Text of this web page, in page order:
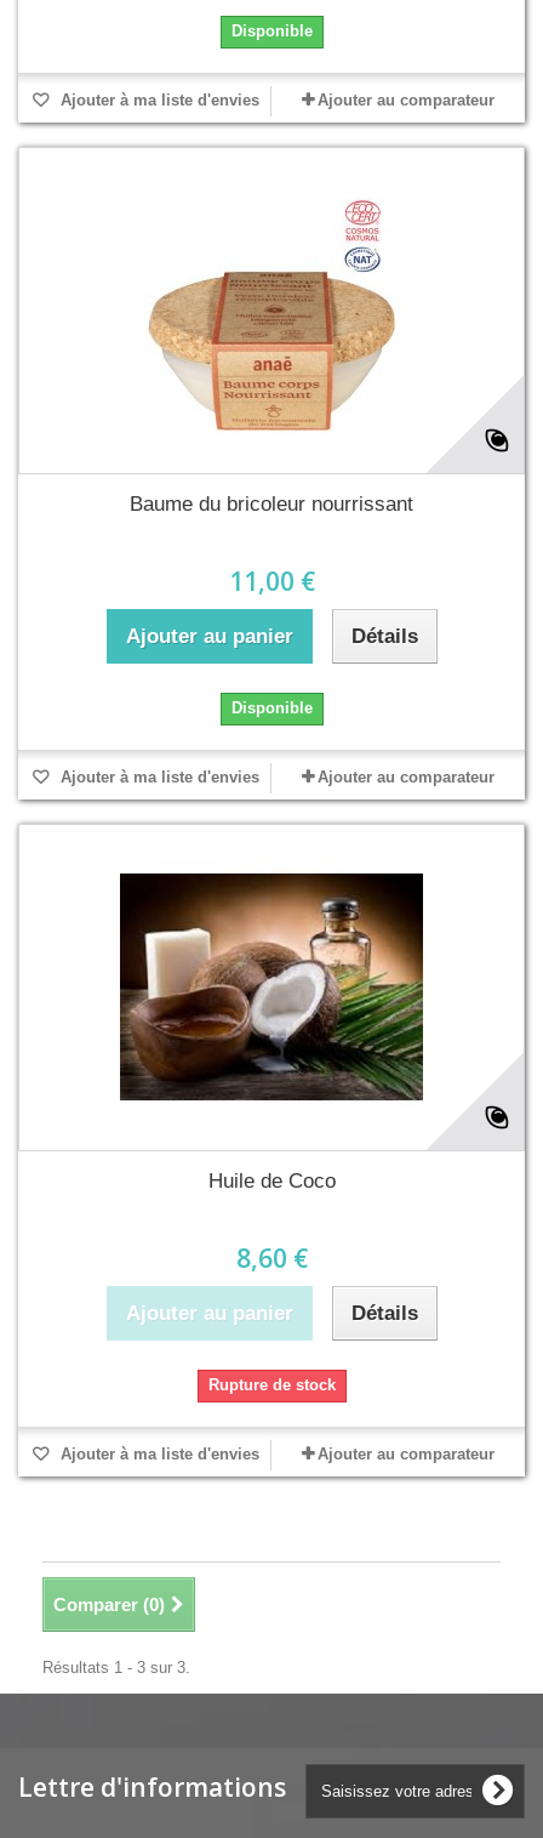
Disponible
Ajouter à ma liste d'envies Ajouter au comparateur
Baume du bricoleur nourrissant
11,00 €
Ajouter au panier Détails
Disponible
Ajouter à ma liste d'envies Ajouter au comparateur
Huile de Coco
8,60 €
Ajouter au panier Détails
Rupture de stock
Ajouter à ma liste d'envies Ajouter au comparateur
Comparer (0)
Résultats 1 - 3 sur 3.
Lettre d'informations